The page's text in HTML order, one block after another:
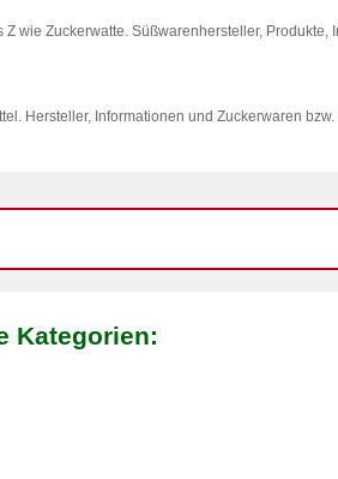
wie Zuckerwatte. Süßwarenhersteller, Produkte,
Hersteller, Informationen und Zuckerwaren
Kategorien: